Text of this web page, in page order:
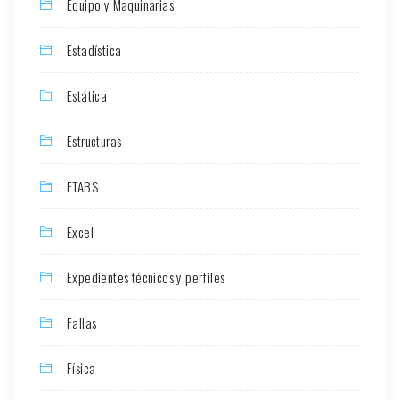
Equipo y Maquinarias
Estadística
Estática
Estructuras
ETABS
Excel
Expedientes técnicos y perfiles
Fallas
Física